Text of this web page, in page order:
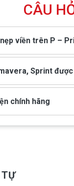
CÂU
viền trên P –
Sprint
chính hãng